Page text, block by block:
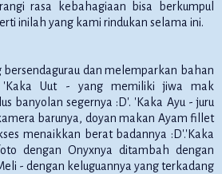
rasa kebahagiaan bisa berkumpul
inilah yang kami rindukan selama ini.
bersendagurau dan melemparkan bahan
'Kaka Uut - yang memiliki jiwa mak
banyolan segernya :D'. 'Kaka Ayu - juru
barunya, doyan makan Ayam fillet
menaikkan berat badannya :D'.'Kaka
dengan Onyxnya ditambah dengan
- dengan keluguannya yang terkadang